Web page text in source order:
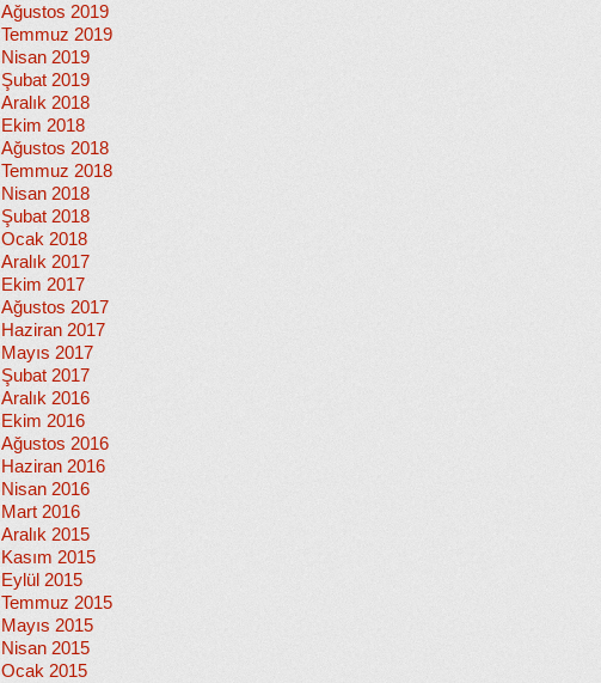
Ağustos 2019
Temmuz 2019
Nisan 2019
Şubat 2019
Aralık 2018
Ekim 2018
Ağustos 2018
Temmuz 2018
Nisan 2018
Şubat 2018
Ocak 2018
Aralık 2017
Ekim 2017
Ağustos 2017
Haziran 2017
Mayıs 2017
Şubat 2017
Aralık 2016
Ekim 2016
Ağustos 2016
Haziran 2016
Nisan 2016
Mart 2016
Aralık 2015
Kasım 2015
Eylül 2015
Temmuz 2015
Mayıs 2015
Nisan 2015
Ocak 2015